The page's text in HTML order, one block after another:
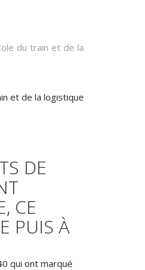
et de la logistique
DE
CE
PUIS À
qui ont marqué